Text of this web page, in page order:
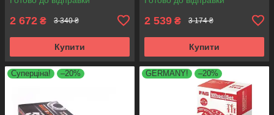
2 672 ₴ 3 340 ₴
Купити
2 539 ₴ 3 174 ₴
Купити
Суперціна! –20% GERMANY! –20%